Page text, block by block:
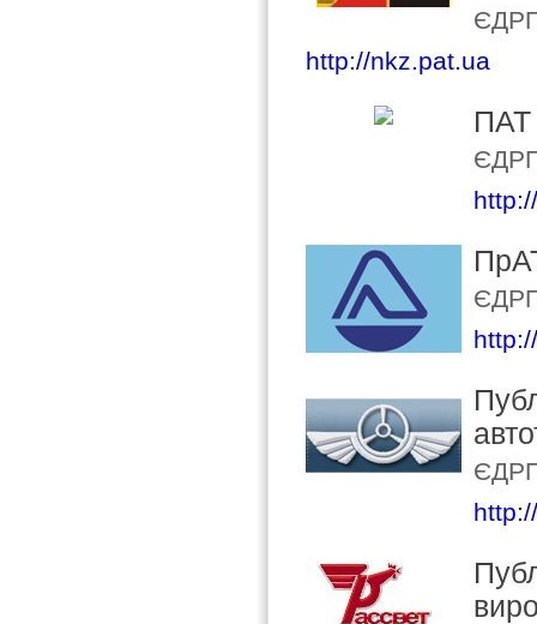
http://nkz.pat.ua
ПАТ